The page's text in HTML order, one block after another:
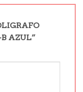
AZUL”